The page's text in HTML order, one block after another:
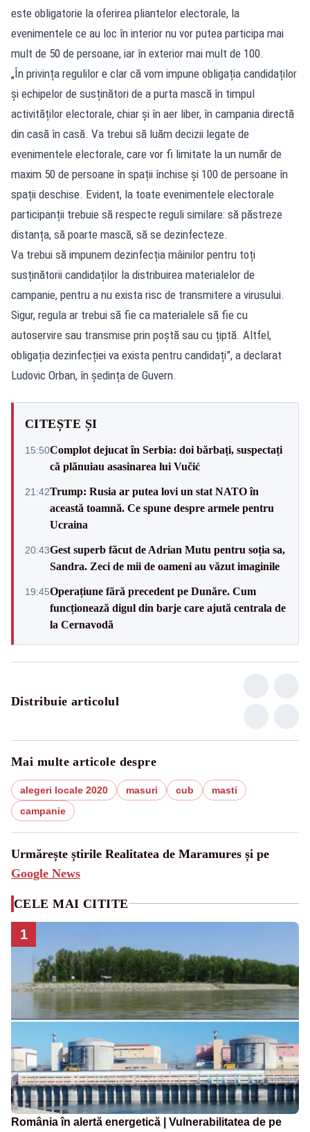
este obligatorie la oferirea pliantelor electorale, la
evenimentele ce au loc în interior nu vor putea participa mai
mult de 50 de persoane, iar în exterior mai mult de 100.
„În privința regulilor e clar că vom impune obligația candidaților
și echipelor de susținători de a purta mască în timpul
activităților electorale, chiar și în aer liber, în campania directă
din casă în casă. Va trebui să luăm decizii legate de
evenimentele electorale, care vor fi limitate la un număr de
maxim 50 de persoane în spații închise și 100 de persoane în
spații deschise. Evident, la toate evenimentele electorale
participanții trebuie să respecte reguli similare: să păstreze
distanța, să poarte mască, să se dezinfecteze.
Va trebui să impunem dezinfecția mâinilor pentru toți
susținătorii candidaților la distribuirea materialelor de
campanie, pentru a nu exista risc de transmitere a virusului.
Sigur, regula ar trebui să fie ca materialele să fie cu
autoservire sau transmise prin poștă sau cu țiptă. Altfel,
obligația dezinfecției va exista pentru candidați”, a declarat
Ludovic Orban, în ședința de Guvern.
CITEȘTE ȘI
15:50Complot dejucat în Serbia: doi bărbați, suspectați
că plănuiau asasinarea lui Vučić
21:42Trump: Rusia ar putea lovi un stat NATO în
această toamnă. Ce spune despre armele pentru
Ucraina
20:43Gest superb făcut de Adrian Mutu pentru soția sa,
Sandra. Zeci de mii de oameni au văzut imaginile
19:45Operațiune fără precedent pe Dunăre. Cum
funcționează digul din barje care ajută centrala de
la Cernavodă
Distribuie articolul
Mai multe articole despre
alegeri locale 2020 masuri cub
masti
campanie
Urmărește știrile Realitatea de Maramures și pe
Google News
CELE MAI CITITE
1
România în alertă energetică | Vulnerabilitatea de pe